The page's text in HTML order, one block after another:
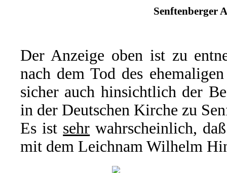
Senftenberger
Der Anzeige oben ist zu
nach dem Tod des
sicher auch hinsichtlich der
in der Deutschen Kirche zu
Es ist sehr wahrscheinlich,
mit dem Leichnam Wilhelm